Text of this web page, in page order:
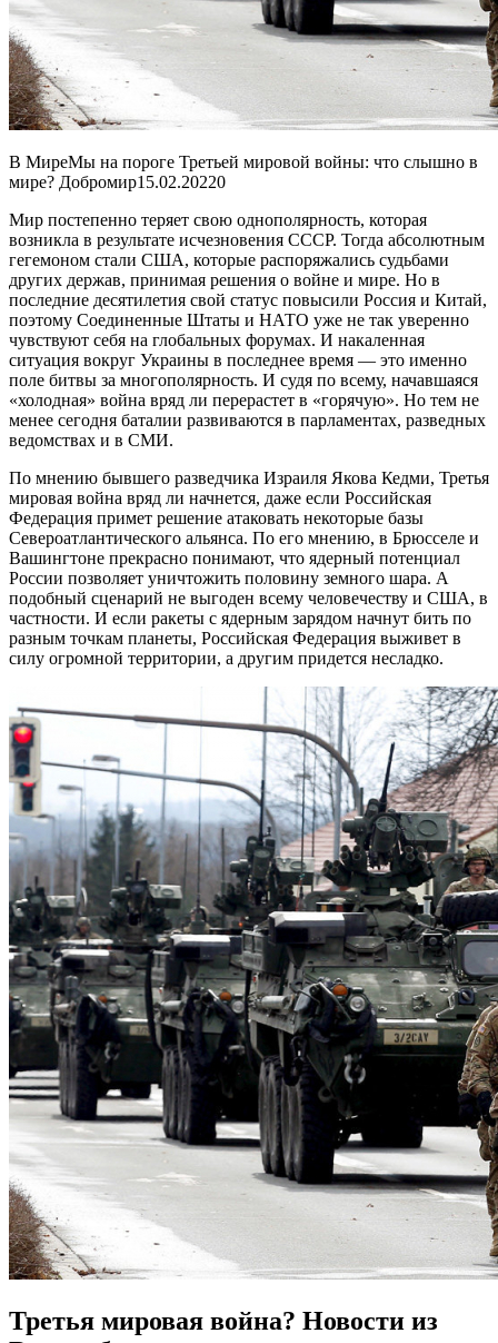
В МиреМы на пороге Третьей мировой войны: что слышно в
мире? Добромир15.02.20220
Мир постепенно теряет свою однополярность, которая
возникла в результате исчезновения СССР. Тогда абсолютным
гегемоном стали США, которые распоряжались судьбами
других держав, принимая решения о войне и мире. Но в
последние десятилетия свой статус повысили Россия и Китай,
поэтому Соединенные Штаты и НАТО уже не так уверенно
чувствуют себя на глобальных форумах. И накаленная
ситуация вокруг Украины в последнее время — это именно
поле битвы за многополярность. И судя по всему, начавшаяся
«холодная» война вряд ли перерастет в «горячую». Но тем не
менее сегодня баталии развиваются в парламентах, разведных
ведомствах и в СМИ.
По мнению бывшего разведчика Израиля Якова Кедми, Третья
мировая война вряд ли начнется, даже если Российская
Федерация примет решение атаковать некоторые базы
Североатлантического альянса. По его мнению, в Брюсселе и
Вашингтоне прекрасно понимают, что ядерный потенциал
России позволяет уничтожить половину земного шара. А
подобный сценарий не выгоден всему человечеству и США, в
частности. И если ракеты с ядерным зарядом начнут бить по
разным точкам планеты, Российская Федерация выживет в
силу огромной территории, а другим придется несладко.
Третья мировая война? Новости из